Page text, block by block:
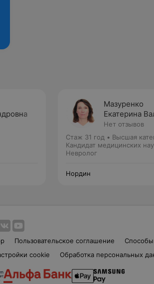
Мазуренко
Екатерина
Нет отзывов
Стаж 31 год • Высшая
Кандидат медицинских
Невролог
Нордин
Пользовательское соглашение
cookie Обработка персональных